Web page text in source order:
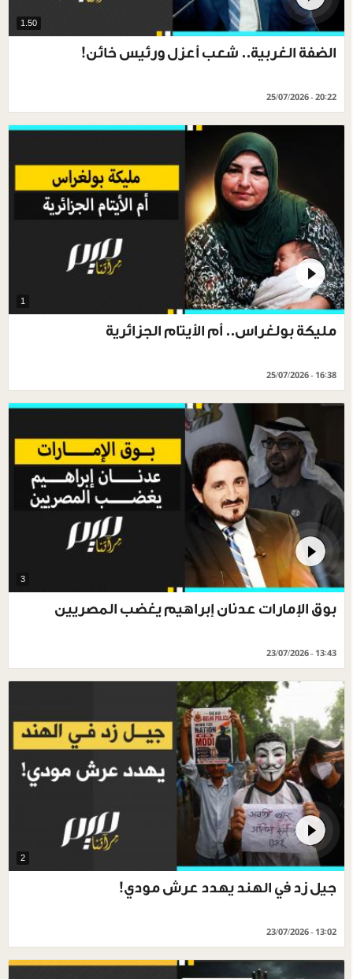
1.50
الضفة الغربية.. شعب أعزل ورئيس خائن!
25/07/2026 - 20:22
1
مليكة بولغراس.. أم الأيتام الجزائرية
25/07/2026 - 16:38
3
بوق الإمارات عدنان إبراهيم يغضب المصريين
23/07/2026 - 13:43
2
جيل زد في الهند يهدد عرش مودي!
23/07/2026 - 13:02